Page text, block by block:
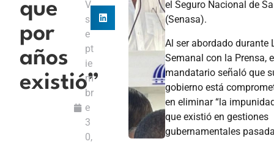
que
por
años
existió”
V
s
e
pt
ie
m
br
e
3
0,
el Seguro Nacional de
(Senasa).
Al ser abordado durante
Semanal con la Prensa,
mandatario señaló que
gobierno está
en eliminar “la
que existió en gestiones
gubernamentales